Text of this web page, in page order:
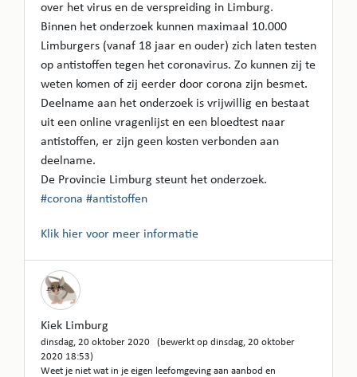
over het virus en de verspreiding in Limburg.
Binnen het onderzoek kunnen maximaal 10.000
Limburgers (vanaf 18 jaar en ouder) zich laten testen
op antistoffen tegen het coronavirus. Zo kunnen zij te
weten komen of zij eerder door corona zijn besmet.
Deelname aan het onderzoek is vrijwillig en bestaat
uit een online vragenlijst en een bloedtest naar
antistoffen, er zijn geen kosten verbonden aan
deelname.
De Provincie Limburg steunt het onderzoek.
#corona #antistoffen
Klik hier voor meer informatie
Kiek Limburg
dinsdag, 20 oktober 2020 (bewerkt op dinsdag, 20 oktober
2020 18:53)
Weet je niet wat in je eigen leefomgeving aan aanbod en